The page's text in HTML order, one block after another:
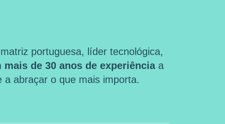
portuguesa, líder tecnológica,
mais de 30 anos de experiênciaa
a abraçar o que mais importa.